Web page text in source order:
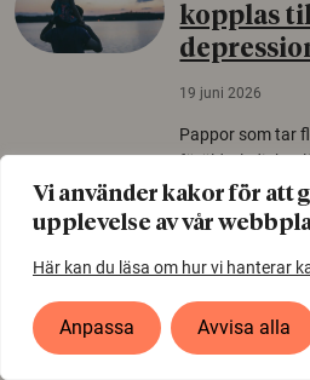
Vi använder kakor för att
upplevelse av vår
Här kan du läsa om hur vi hanterar
Anpassa Avvisa alla
kopplas
19 juni 2026
Pappor som tar
föräldraledighet
depressiva
pappor som tar
ny svensk studie.
Psykisk hälsa